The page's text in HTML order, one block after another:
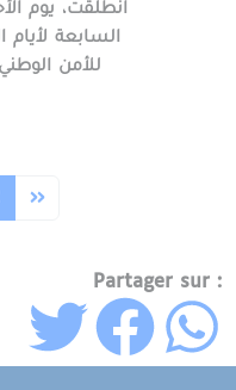
السابعة لأيام
للأمن
Page suivante
››
Partager sur :